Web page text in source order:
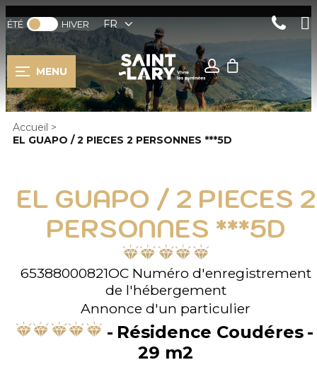
ÉTÉ HIVER FR
MENU
Accueil >
EL GUAPO / 2 PIECES 2 PERSONNES ***5D
EL GUAPO / 2 PIECES 2
PERSONNES ***5D
65388000821OC Numéro d'enregistrement
de l'hébergement
Annonce d'un particulier
Résidence Coudéres
29 m2